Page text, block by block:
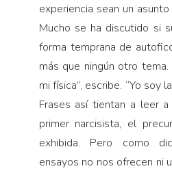
experiencia sean un
Mucho se ha discutido si
forma temprana de
más que ningún otro
mi física”, escribe. “Yo soy
Frases así tientan a leer
primer narcisista, el
exhibida. Pero como
ensayos no nos ofrecen ni